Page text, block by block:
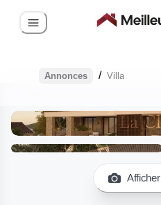
Annonces / Villa